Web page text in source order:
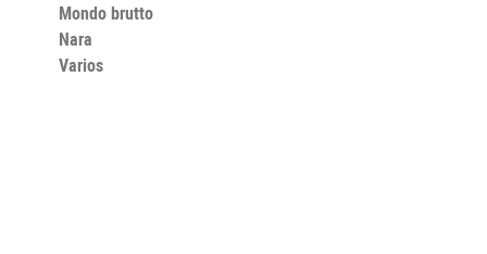
Mondo brutto
Nara
Varios